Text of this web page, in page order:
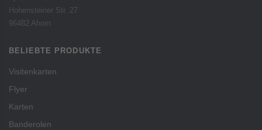
Hohensteiner Str. 27
96482 Ahorn
BELIEBTE PRODUKTE
Visitenkarten
Flyer
Karten
Banderolen